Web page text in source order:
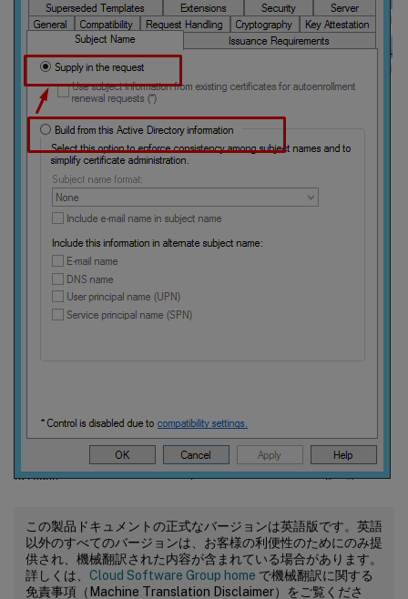
この製品ドキュメントの正式なバージョンは英語版です。英語
以外のすべてのバージョンは、お客様の利便性のためにのみ提
供され、機械翻訳された内容が含まれている場合があります。
詳しくは、 Cloud Software Group home で機械翻訳に関する
免責事項（Machine Translation Disclaimer）をご覧くださ